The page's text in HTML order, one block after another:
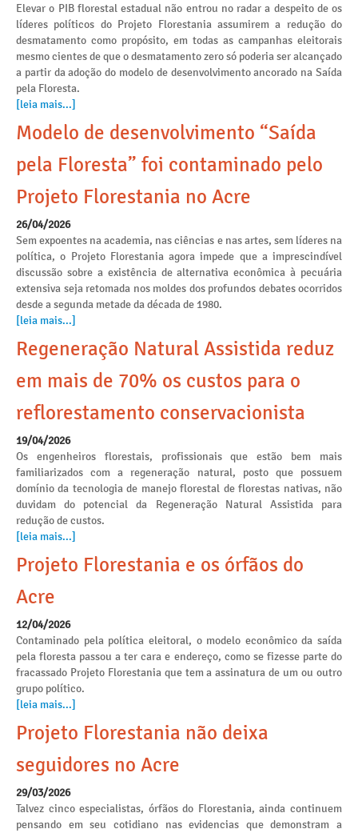
Elevar o PIB florestal estadual não entrou no radar a despeito de os
líderes políticos do Projeto Florestania assumirem a redução do
desmatamento como propósito, em todas as campanhas eleitorais
mesmo cientes de que o desmatamento zero só poderia ser alcançado
a partir da adoção do modelo de desenvolvimento ancorado na Saída
pela Floresta.
[leia mais...]
Modelo de desenvolvimento “Saída
pela Floresta” foi contaminado pelo
Projeto Florestania no Acre
26/04/2026
Sem expoentes na academia, nas ciências e nas artes, sem líderes na
política, o Projeto Florestania agora impede que a imprescindível
discussão sobre a existência de alternativa econômica à pecuária
extensiva seja retomada nos moldes dos profundos debates ocorridos
desde a segunda metade da década de 1980.
[leia mais...]
Regeneração Natural Assistida reduz
em mais de 70% os custos para o
reflorestamento conservacionista
19/04/2026
Os engenheiros florestais, profissionais que estão bem mais
familiarizados com a regeneração natural, posto que possuem
domínio da tecnologia de manejo florestal de florestas nativas, não
duvidam do potencial da Regeneração Natural Assistida para
redução de custos.
[leia mais...]
Projeto Florestania e os órfãos do
Acre
12/04/2026
Contaminado pela política eleitoral, o modelo econômico da saída
pela floresta passou a ter cara e endereço, como se fizesse parte do
fracassado Projeto Florestania que tem a assinatura de um ou outro
grupo político.
[leia mais...]
Projeto Florestania não deixa
seguidores no Acre
29/03/2026
Talvez cinco especialistas, órfãos do Florestania, ainda continuem
pensando em seu cotidiano nas evidencias que demonstram a